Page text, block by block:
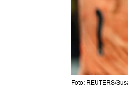
Foto: REUTERS/